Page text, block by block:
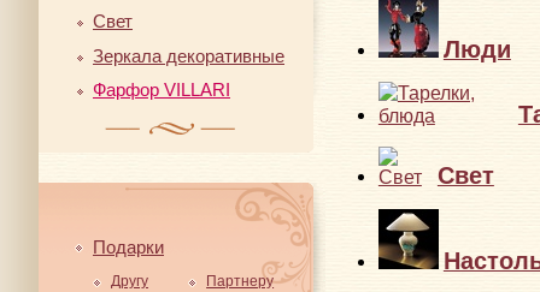
Свет
Зеркала декоративные
Фарфор VILLARI
Подарки
Другу Партнеру
Люди
Свет